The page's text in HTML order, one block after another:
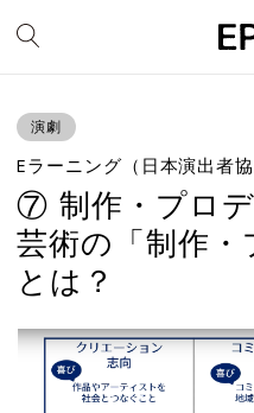
演劇
Eラーニング（日本演出者協
⑦ 制作・プロ
芸術の「制作・
とは？